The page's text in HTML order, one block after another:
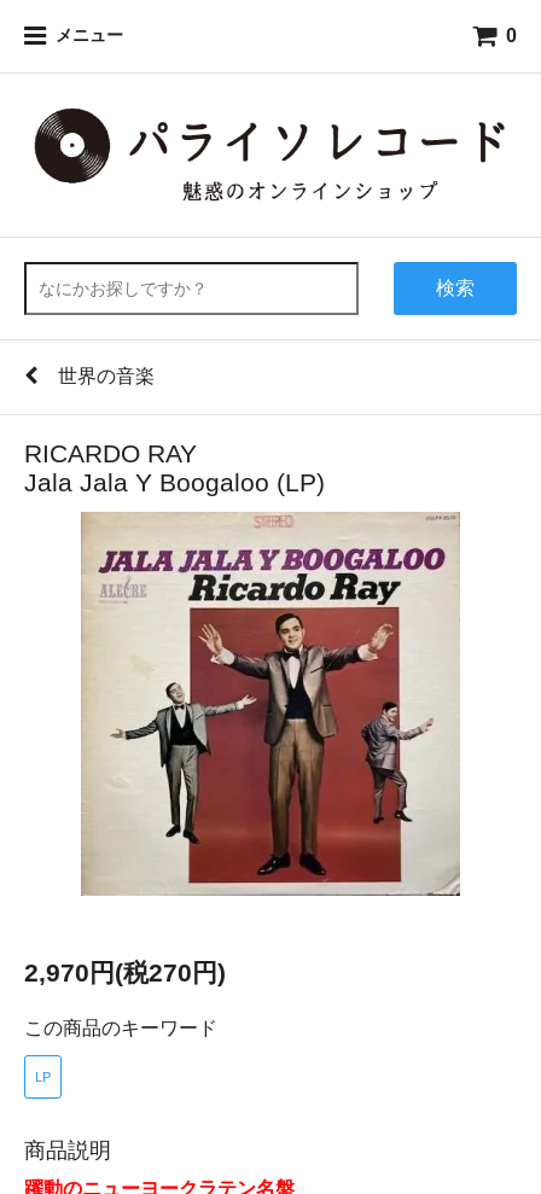
メニュー 0
検索
世界の音楽
RICARDO RAY
Jala Jala Y Boogaloo (LP)
2,970円(税270円)
この商品のキーワード
LP
商品説明
躍動のニューヨークラテン名盤